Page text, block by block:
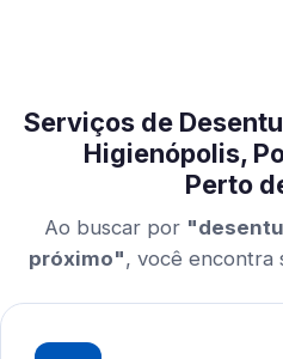
Serviços de
Higienópolis,
Perto
Ao buscar por
próximo", você encontra